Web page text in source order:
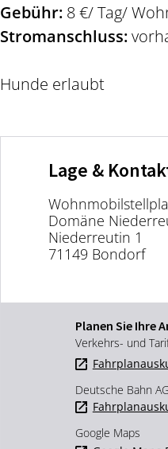
Gebühr:8 €/ Tag/
Stromanschluss:
Hunde erlaubt
Lage &
Domäne
Niederreutin 1
71149 Bondorf
Planen Sie Ihre
Verkehrs- und
Deutsche Bahn AG
Google Maps